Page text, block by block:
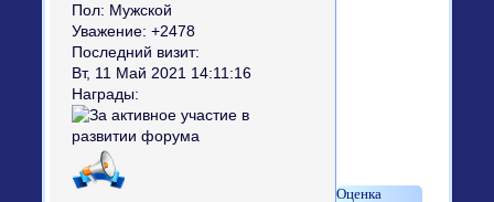
Пол: Мужской
Уважение: +2478
Последний визит:
Вт, 11 Май 2021 14:11:16
Награды: